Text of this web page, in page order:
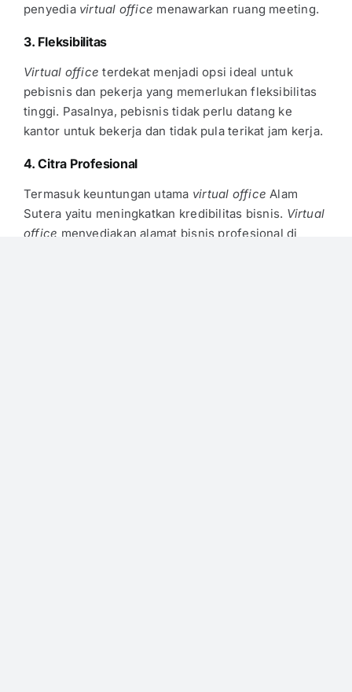
penyedia virtual office menawarkan ruang meeting.
3. Fleksibilitas
Virtual office terdekat menjadi opsi ideal untuk
pebisnis dan pekerja yang memerlukan fleksibilitas
tinggi. Pasalnya, pebisnis tidak perlu datang ke
kantor untuk bekerja dan tidak pula terikat jam kerja.
4. Citra Profesional
Termasuk keuntungan utama virtual officeAlam
Sutera yaitu meningkatkan kredibilitas bisnis. Virtual
office menyediakan alamat bisnis profesional di